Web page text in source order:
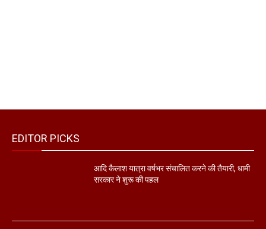
EDITOR PICKS
आदि कैलाश यात्रा वर्षभर संचालित करने की तैयारी, धामी
सरकार ने शुरू की पहल